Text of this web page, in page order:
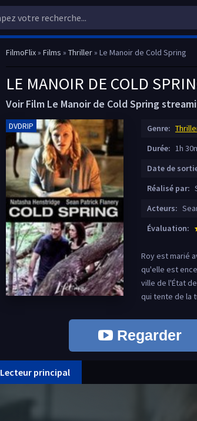
FilmoFlix» Films » Thriller» Le Manoir de Cold Spring
LE MANOIR DE COLD
Voir Film Le Manoir de Cold Spring
DVDRIP Genre:
Durée: 1h
Date de
Réalisé par:
Acteurs:
Évaluation:
Roy est marié
qu'elle est
ville de l'État
qui tente de la
Regarder
Lecteur principal